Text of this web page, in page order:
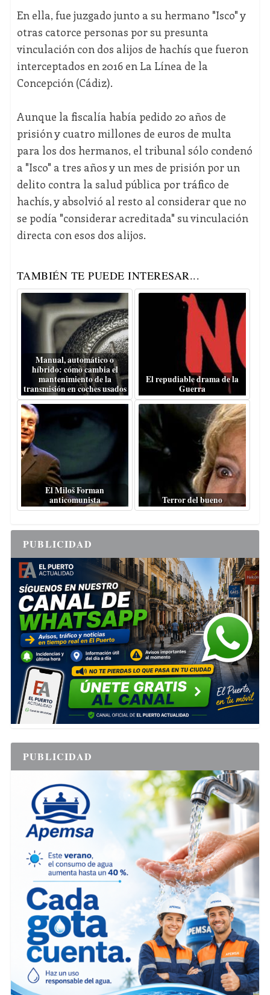
En ella, fue juzgado junto a su hermano "Isco" y
otras catorce personas por su presunta
vinculación con dos alijos de hachís que fueron
interceptados en 2016 en La Línea de la
Concepción (Cádiz).
Aunque la fiscalía había pedido 20 años de
prisión y cuatro millones de euros de multa
para los dos hermanos, el tribunal sólo condenó
a "Isco" a tres años y un mes de prisión por un
delito contra la salud pública por tráfico de
hachís, y absolvió al resto al considerar que no
se podía "considerar acreditada" su vinculación
directa con esos dos alijos.
TAMBIÉN TE PUEDE INTERESAR...
Manual, automático o
híbrido: cómo cambia el
mantenimiento de la
transmisión en coches usados
El repudiable drama de la
Guerra
El Miloš Forman
anticomunista
Terror del bueno
PUBLICIDAD
PUBLICIDAD